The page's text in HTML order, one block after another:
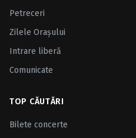
Petreceri
Zilele Oraşului
Intrare liberă
Comunicate
TOP CĂUTĂRI
Bilete concerte